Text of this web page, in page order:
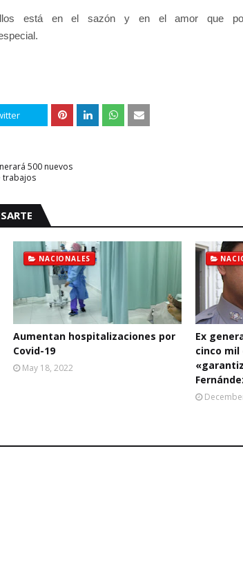
está en el sazón y en el amor que
500 nuevos
trabajos
NACIONALES
Aumentan hospitalizaciones por
Covid-19
May 18, 2022
Ex
cinco mil